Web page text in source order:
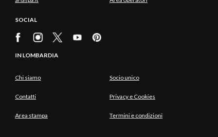
SOCIAL
IN LOMBARDIA
Chi siamo Socio unico
Contatti Privacy e Cookies
Area stampa Termini e condizioni